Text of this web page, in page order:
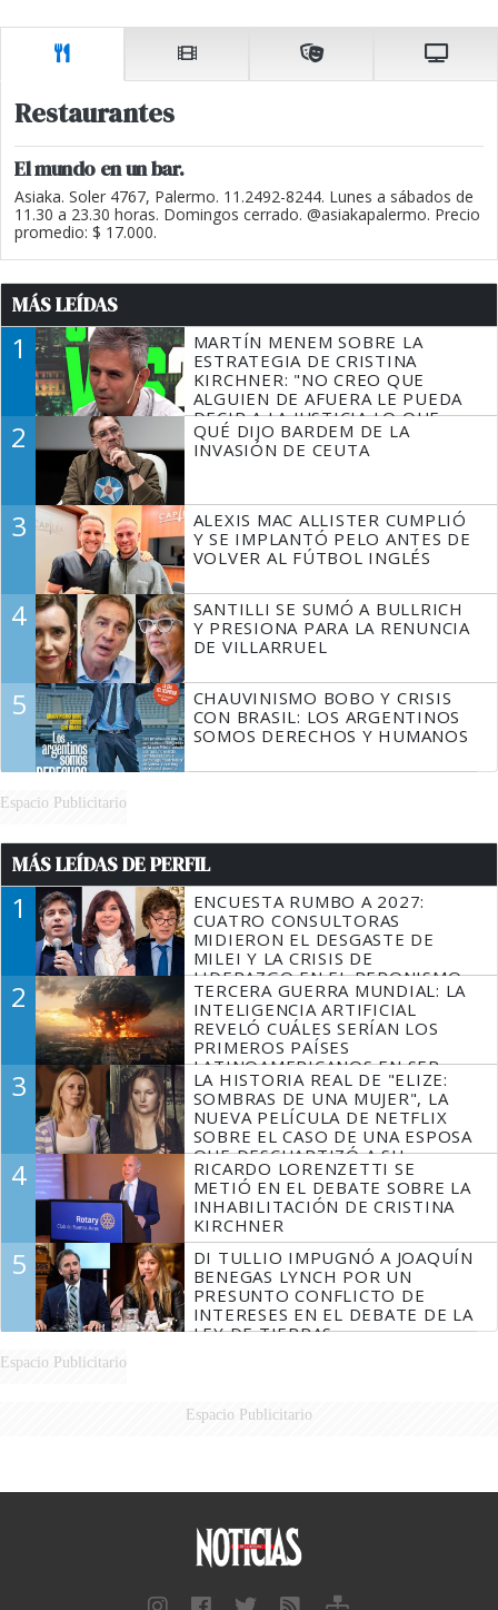
Restaurantes
El mundo en un bar.
Asiaka. Soler 4767, Palermo. 11.2492-8244. Lunes a sábados de
11.30 a 23.30 horas. Domingos cerrado. @asiakapalermo. Precio
promedio: $ 17.000.
MÁS LEÍDAS
1
MARTÍN MENEM SOBRE LA
ESTRATEGIA DE CRISTINA
KIRCHNER: "NO CREO QUE
ALGUIEN DE AFUERA LE PUEDA
DECIR A LA JUSTICIA LO QUE
TIENE QUE HACER"
2
QUÉ DIJO BARDEM DE LA
INVASIÓN DE CEUTA
3
ALEXIS MAC ALLISTER CUMPLIÓ
Y SE IMPLANTÓ PELO ANTES DE
VOLVER AL FÚTBOL INGLÉS
4
SANTILLI SE SUMÓ A BULLRICH
Y PRESIONA PARA LA RENUNCIA
DE VILLARRUEL
5
CHAUVINISMO BOBO Y CRISIS
CON BRASIL: LOS ARGENTINOS
SOMOS DERECHOS Y HUMANOS
Espacio Publicitario
MÁS LEÍDAS DE PERFIL
1
ENCUESTA RUMBO A 2027:
CUATRO CONSULTORAS
MIDIERON EL DESGASTE DE
MILEI Y LA CRISIS DE
LIDERAZGO EN EL PERONISMO
2
TERCERA GUERRA MUNDIAL: LA
INTELIGENCIA ARTIFICIAL
REVELÓ CUÁLES SERÍAN LOS
PRIMEROS PAÍSES
LATINOAMERICANOS EN SER
DERROTADOS
3
LA HISTORIA REAL DE "ELIZE:
SOMBRAS DE UNA MUJER", LA
NUEVA PELÍCULA DE NETFLIX
SOBRE EL CASO DE UNA ESPOSA
QUE DESCUARTIZÓ A SU
MARIDO
4
RICARDO LORENZETTI SE
METIÓ EN EL DEBATE SOBRE LA
INHABILITACIÓN DE CRISTINA
KIRCHNER
5
DI TULLIO IMPUGNÓ A JOAQUÍN
BENEGAS LYNCH POR UN
PRESUNTO CONFLICTO DE
INTERESES EN EL DEBATE DE LA
LEY DE TIERRAS
Espacio Publicitario
Espacio Publicitario